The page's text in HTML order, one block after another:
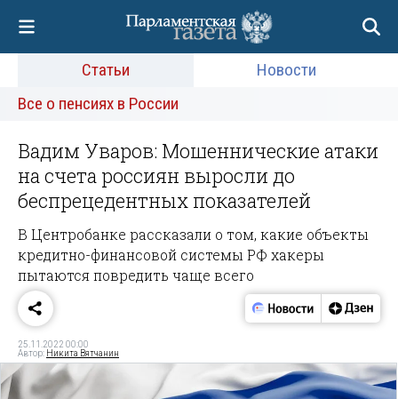
Статьи
Новости
Все о пенсиях в России
Вадим Уваров: Мошеннические атаки
на счета россиян выросли до
беспрецедентных показателей
В Центробанке рассказали о том, какие объекты
кредитно-финансовой системы РФ хакеры
пытаются повредить чаще всего
25.11.2022 00:00
Автор: Никита Вятчанин